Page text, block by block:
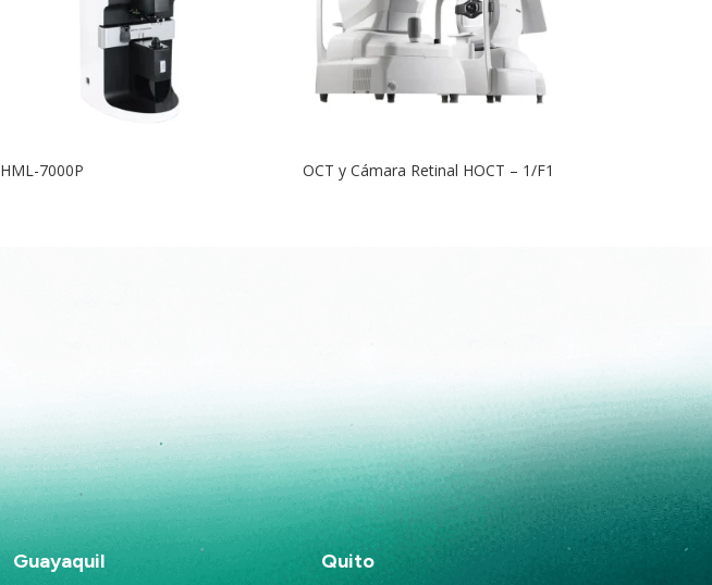
HML-7000P OCT y Cámara Retinal HOCT – 1/F1
Guayaquil Quito